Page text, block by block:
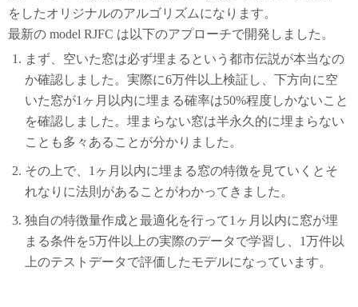
をしたオリジナルのアルゴリズムになります。
最新の model RJFC は以下のアプローチで開発しました。
まず、空いた窓は必ず埋まるという都市伝説が本当なの
か確認しました。実際に6万件以上検証し、下方向に空
いた窓が1ヶ月以内に埋まる確率は50%程度しかないこと
を確認しました。埋まらない窓は半永久的に埋まらない
ことも多々あることが分かりました。
その上で、1ヶ月以内に埋まる窓の特徴を見ていくとそ
れなりに法則があることがわかってきました。
独自の特徴量作成と最適化を行って1ヶ月以内に窓が埋
まる条件を5万件以上の実際のデータで学習し、1万件以
上のテストデータで評価したモデルになっています。